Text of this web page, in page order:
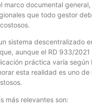
marco documental
que todo gestor
sistema descentralizado
aunque el RD 933/
práctica varía según
esta realidad es uno de
más relevantes son: